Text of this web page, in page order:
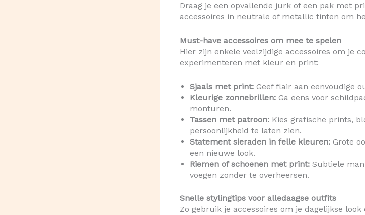
Draag je een opvallende jurk of een pak met
accessoires in neutrale of metallic tinten om
Must-have accessoires om mee te spelen
Hier zijn enkele veelzijdige accessoires om je
experimenteren met kleur en print:
Sjaals met print: Geef flair aan eenvoudige
Kleurige zonnebrillen: Ga eens voor
monturen.
Tassen met patroon: Kies grafische prints,
persoonlijkheid te laten zien.
Statement sieraden in felle kleuren: Grote
een nieuwe look.
Riemen of schoenen met print: Subtiele
voegen zonder te overheersen.
Snelle stylingtips voor alledaagse outfits
Zo gebruik je accessoires om je dagelijkse look